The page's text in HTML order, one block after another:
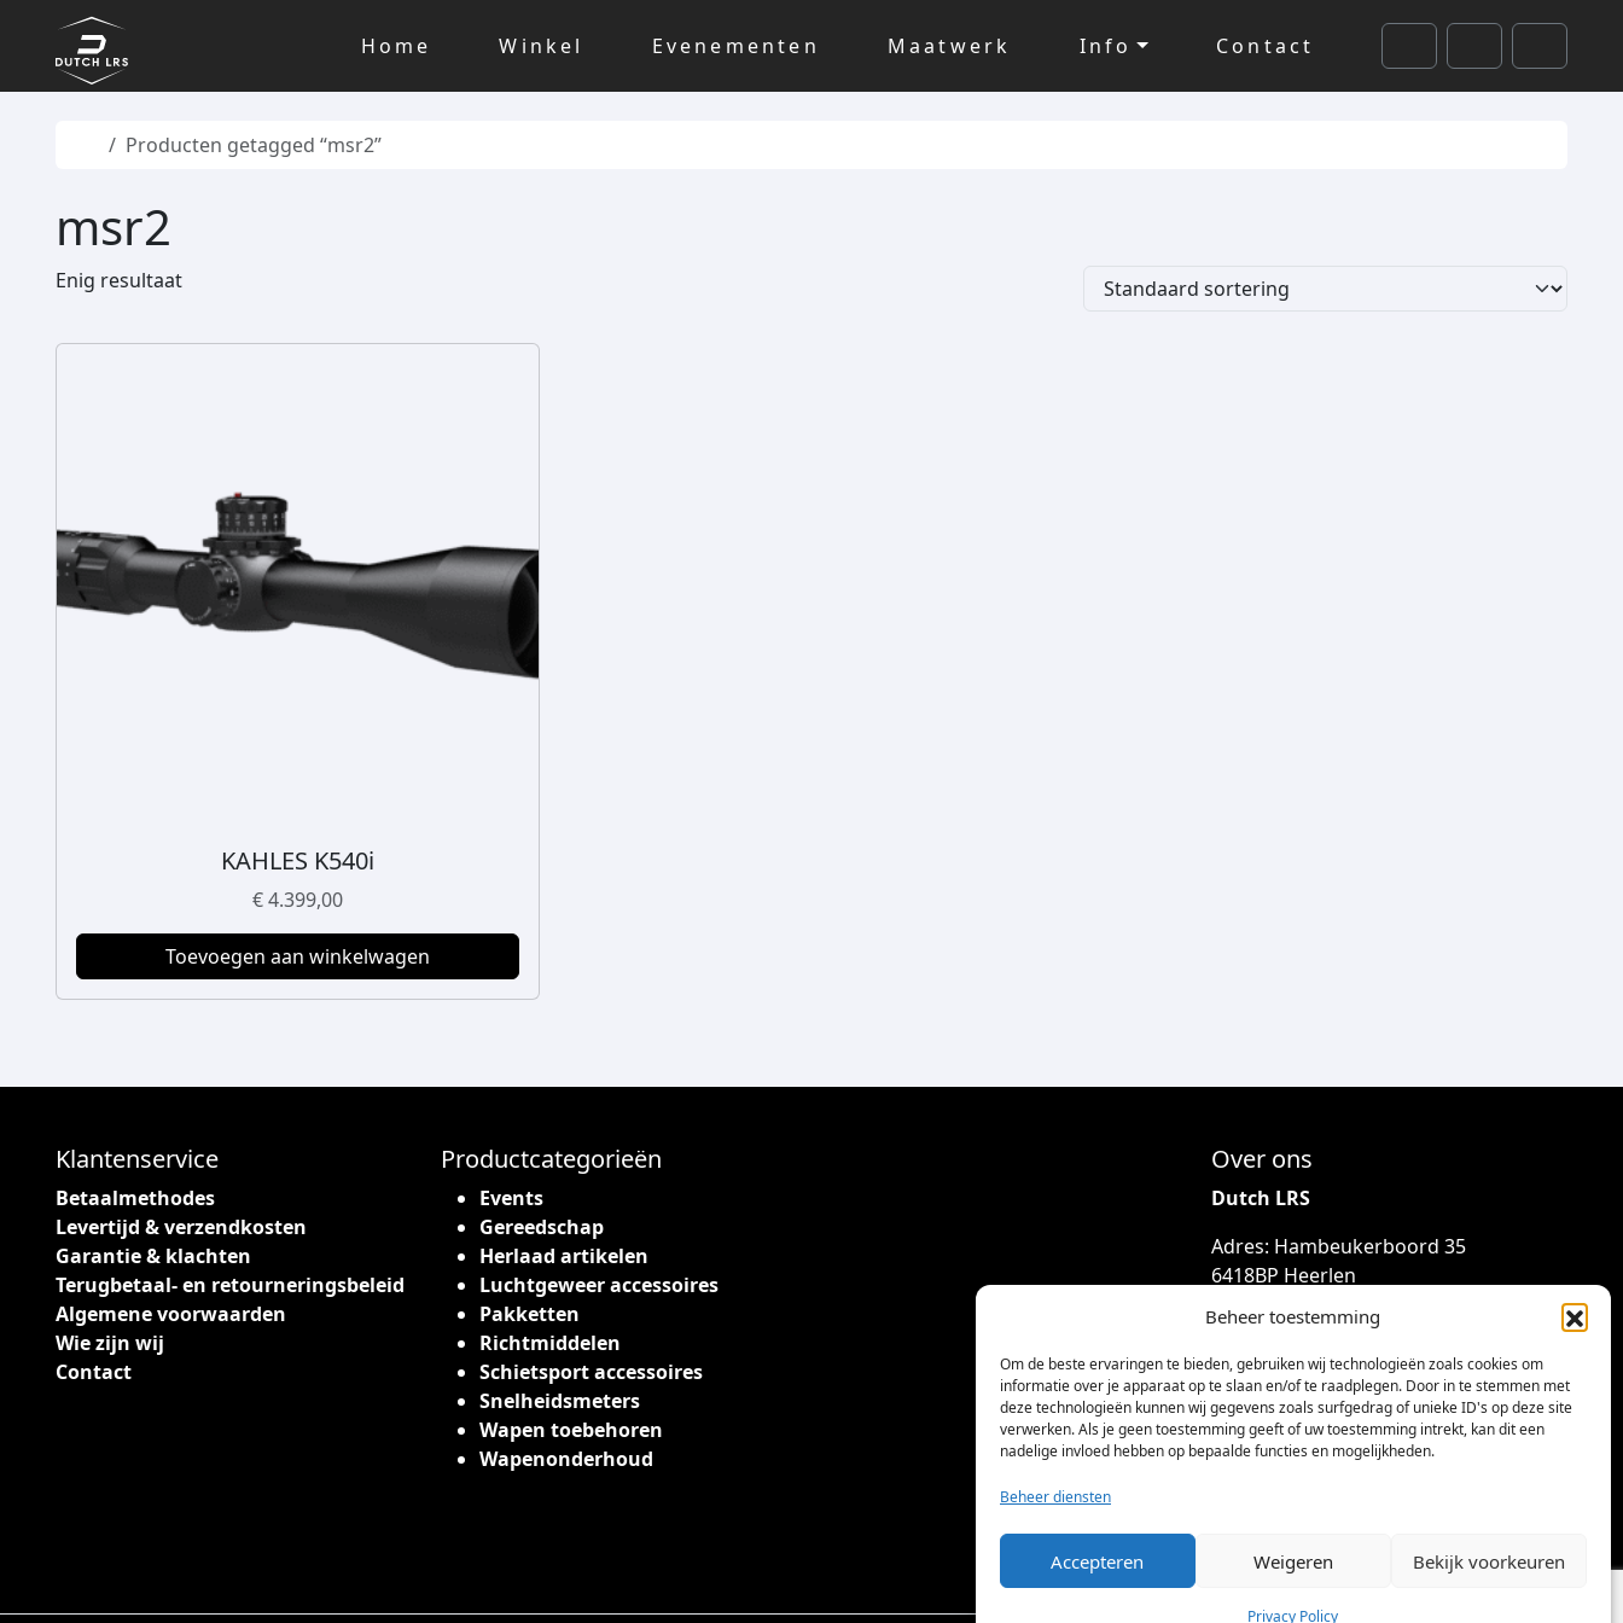
Beheer toestemming
Om de beste ervaringen te bieden, gebruiken wij technologieën zoals cookies om
informatie over je apparaat op te slaan en/of te raadplegen. Door in te stemmen met
deze technologieën kunnen wij gegevens zoals surfgedrag of unieke ID's op deze site
verwerken. Als je geen toestemming geeft of uw toestemming intrekt, kan dit een
nadelige invloed hebben op bepaalde functies en mogelijkheden.
Beheer diensten
Accepteren Weigeren Bekijk voorkeuren
Privacy Policy
Skip to content
Skip to footer
Home
Winkel Evenementen Maatwerk Info
Contact
SearchAccountCart
Home
Producten getagged “msr2”
msr2
Enig resultaat
KAHLES K540i
€4.399,00
Toevoegen aan winkelwagen
Klantenservice
Betaalmethodes
Levertijd & verzendkosten
Garantie & klachten
Terugbetaal- en retourneringsbeleid
Algemene voorwaarden
Wie zijn wij
Contact
Productcategorieën
Events
Gereedschap
Herlaad artikelen
Luchtgeweer accessoires
Pakketten
Richtmiddelen
Schietsport accessoires
Snelheidsmeters
Wapen toebehoren
Wapenonderhoud
Over ons
Dutch LRS
Adres: Hambeukerboord 35
6418BP Heerlen
(geen bezoekadres)
info@dutchlrs.nl
+31 45 2123953
KvK-nummer: 96002824
Btw-id: NL867424114B01